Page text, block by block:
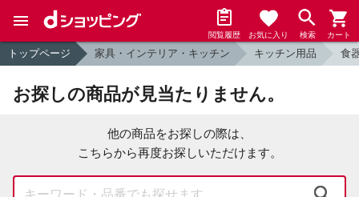
閲覧履歴 お気に入り 検索 カート
トップページ 家具・インテリア・キッチン キッチン用品 食
お探しの商品が見当たりません。
他の商品をお探しの際は、
こちらから再度お探しいただけます。